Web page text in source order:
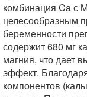
комбинация Ca с
целесообразным
беременности
содержит 680 мг
магния, что дает
эффект.
компонентов